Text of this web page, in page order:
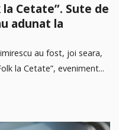
Cetate”. Sute de
adunat la
au fost, joi seara,
la Cetate”, eveniment...